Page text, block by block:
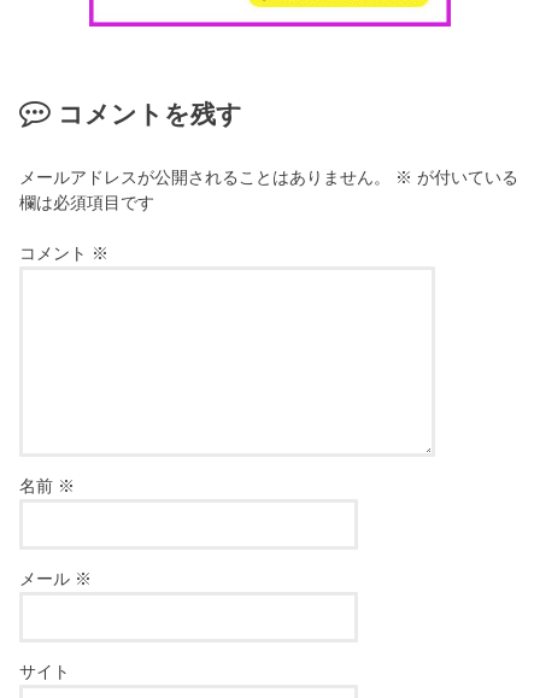
コメントを残す
メールアドレスが公開されることはありません。 ※ が付いている
欄は必須項目です
コメント ※
名前 ※
メール ※
サイト